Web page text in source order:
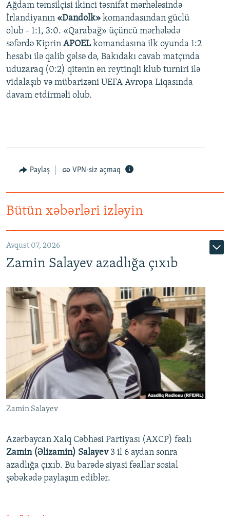
Ağdam təmsilçisi ikinci təsnifat mərhələsində
İrlandiyanın «Dandolk» komandasından güclü
olub - 1:1, 3:0. «Qarabağ» üçüncü mərhələdə
səfərdə Kiprin APOELkomandasına ilk oyunda 1:2
hesabı ilə qalib gəlsə də, Bakıdakı cavab matçında
uduzaraq (0:2) qitənin ən reytinqli klub turniri ilə
vidalaşıb və mübarizəni UEFA Avropa Liqasında
davam etdirməli olub.
Paylaş VPN-siz açmaq
Bütün xəbərləri izləyin
Avqust 07, 2026
Zamin Salayev azadlığa çıxıb
Zamin Salayev
Azərbaycan Xalq Cəbhəsi Partiyası (AXCP) fəalı
Zamin (Əlizamin) Salayev 3 il 6 aydan sonra
azadlığa çıxıb. Bu barədə siyasi fəallar sosial
şəbəkədə paylaşım ediblər.